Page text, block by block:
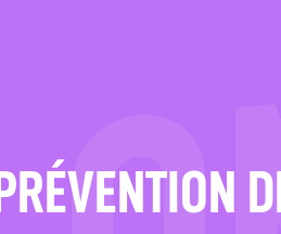
PRÉVENTION